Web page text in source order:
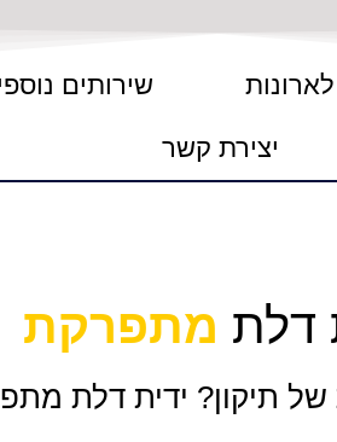
שירותים
יצירת קשר
דלת מתפרקת
של תיקון? ידית דלת